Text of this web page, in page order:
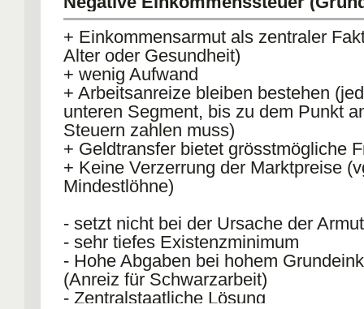
Steuern abgezogen werden,
Bildungsausgaben für Kinder?)
+ Einkommensarmut als zentraler
Alter oder Gesundheit)
+ wenig Aufwand
+ Arbeitsanreize bleiben bestehen
unteren Segment, bis zu dem Punkt
Steuern zahlen muss)
+ Geldtransfer bietet grösstmögliche
+ Keine Verzerrung der Marktpreise
Mindestlöhne)
- setzt nicht bei der Ursache der
- sehr tiefes Existenzminimum
- Hohe Abgaben bei hohem
(Anreiz für Schwarzarbeit)
- Zentralstaatliche Lösung